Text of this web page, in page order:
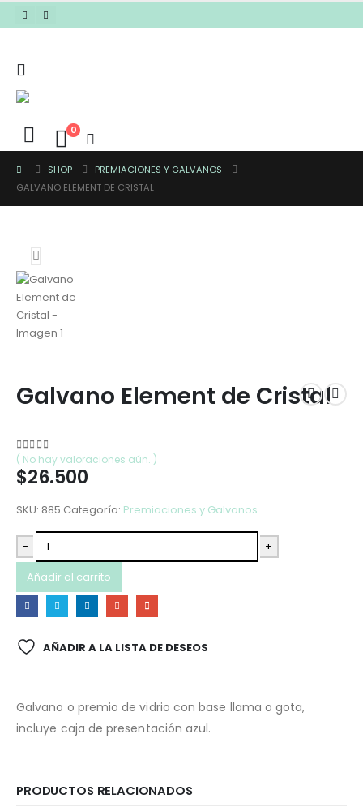
0
SHOP
PREMIACIONES Y GALVANOS
GALVANO ELEMENT DE CRISTAL
Galvano Element de Cristal
0 out of 5
( No hay valoraciones aún. )
$26.500
SKU: 885 Categoría: Premiaciones y Galvanos
- +
Añadir al carrito
AÑADIR A LA LISTA DE DESEOS
Galvano o premio de vidrio con base llama o gota,
incluye caja de presentación azul.
PRODUCTOS RELACIONADOS